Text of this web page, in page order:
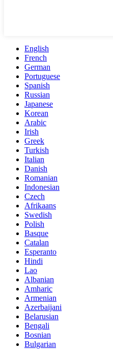
English
French
German
Portuguese
Spanish
Russian
Japanese
Korean
Arabic
Irish
Greek
Turkish
Italian
Danish
Romanian
Indonesian
Czech
Afrikaans
Swedish
Polish
Basque
Catalan
Esperanto
Hindi
Lao
Albanian
Amharic
Armenian
Azerbaijani
Belarusian
Bengali
Bosnian
Bulgarian